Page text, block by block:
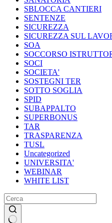
SBLOCCA CANTIERI
SENTENZE
SICUREZZA
SICUREZZA SUL
SOA
SOCCORSO
SOCI
SOCIETA'
SOSTEGNI TER
SOTTO SOGLIA
SPID
SUBAPPALTO
SUPERBONUS
TAR
TRASPARENZA
TUSL
Uncategorized
UNIVERSITA'
WEBINAR
WHITE LIST